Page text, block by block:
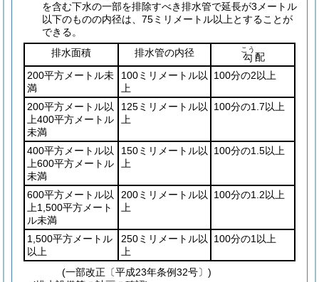
を含む下水の一部を排除すべき排水管で延長が3メートル
以下のものの内径は、75ミリメートル以上とすることが
できる。
排水面積
排水管の内径 勾
こう
配
200平方メートル未
満
100ミリメートル以
上
100分の2以上
200平方メートル以
上400平方メートル
未満
125ミリメートル以
上
100分の1.7以上
400平方メートル以
上600平方メートル
未満
150ミリメートル以
上
100分の1.5以上
600平方メートル以
上1,500平方メート
ル未満
200ミリメートル以
上
100分の1.2以上
1,500平方メートル
以上
250ミリメートル以
上
100分の1以上
(一部改正〔平成23年条例32号〕)